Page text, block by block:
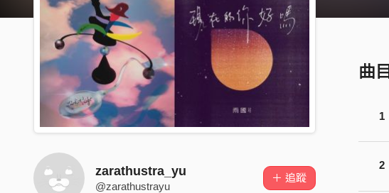
zarathustra_yu
@zarathustrayu
＋ 追蹤
曲目
1
2